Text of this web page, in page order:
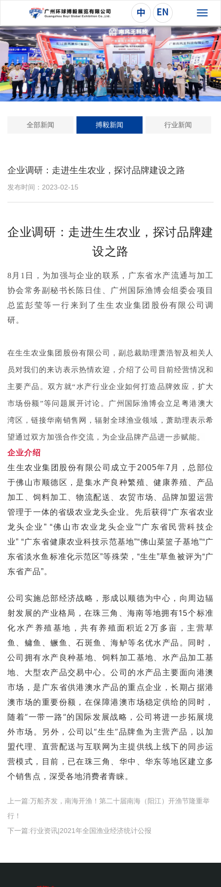
切
换
导
航
全部新闻 搏毅新闻 行业新闻
企业调研：走进生生农业，探讨品牌建设之路
发布时间：2023-02-15
企业调研：走进生生农业，探讨品牌建
设之路
8月1日，为加强与企业的联系，广东省水产流通与加工
协会常务副秘书长陈日佳、广州国际渔博会组委会项目
总监彭莹等一行来到了生生农业集团股份有限公司调
研。
在生生农业集团股份有限公司，副总裁助理萧浩智及相关人
员对我们的来访表示热情欢迎，介绍了公司目前经营情况和
主要产品 。双方就“水产行业企业如何打造品牌效应，扩大
市场份额”等问题展开讨论。广州国际渔博会立足粤港澳大
湾区，链接华南销售网，辐射全球渔业领域，萧助理表示希
望通过双方加强合作交流，为企业品牌产品进一步赋能。
企业介绍
生生农业集团股份有限公司成立于2005年7月，总部位
于佛山市顺德区，是集水产良种繁殖、健康养殖、产品
加工、饲料加工、物流配送、农贸市场、品牌加盟运营
管理于一体的省级农业龙头企业。先后获得“广东省农业
龙头企业” “佛山市农业龙头企业”“广东省民营科技企
业” “广东省健康农业科技示范基地”“佛山菜篮子基地”“广
东省淡水鱼标准化示范区”等殊荣，“生生”草鱼被评为“广
东省产品”。
公司实施总部经济战略，形成以顺德为中心，向周边辐
射发展的产业格局，在珠三角、海南等地拥有15个标准
化水产养殖基地，共有养殖面积近2万多亩，主营草
鱼、鳙鱼、鳜鱼、石斑鱼、海鲈等名优水产品。同时，
公司拥有水产良种基地、饲料加工基地、水产品加工基
地、大型农产品交易中心。公司的水产品主要面向港澳
市场，是广东省供港澳水产品的重点企业，长期占据港
澳市场的重要份额，在保障港澳市场稳定供给的同时，
随着“一带一路”的国际发展战略，公司将进一步拓展境
外市场。另外，公司以“生生”品牌鱼为主营产品，以加
盟代理、直营配送与互联网为主提供线上线下的同步运
营模式，目前，已在珠三角、华中、华东等地区建立多
个销售点，深受各地消费者青睐。
上一篇:万船齐发，南海开渔！第二十届南海（阳江）开渔节隆重举
行！
下一篇:行业资讯|2021年全国渔业经济统计公报